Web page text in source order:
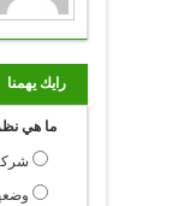
رايك يهمنا
ما هي